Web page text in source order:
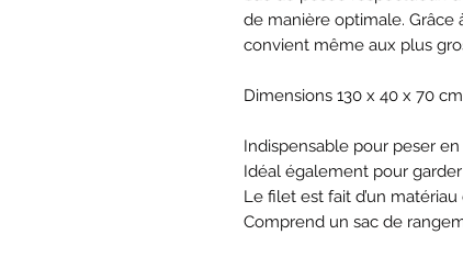
de manière optimale. Grâce
convient même aux plus
Dimensions 130 x 40 x 70 cm
Indispensable pour peser
Idéal également pour
Le filet est fait d’un
Comprend un sac de